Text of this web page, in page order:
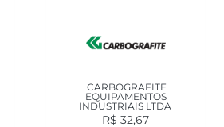
CARBOGRAFITE
EQUIPAMENTOS
INDUSTRIAIS LTDA
R$ 32,67